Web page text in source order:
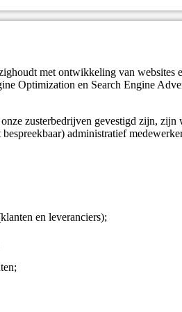
met ontwikkeling van websites
Optimization en Search Engine
zusterbedrijven gevestigd zijn, zijn
administratief
en leveranciers);